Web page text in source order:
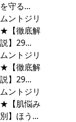
を守る...
ムントジリ
★【徹底解
説】29...
ムントジリ
★【徹底解
説】29...
ムントジリ
★【肌悩み
別】ほう...